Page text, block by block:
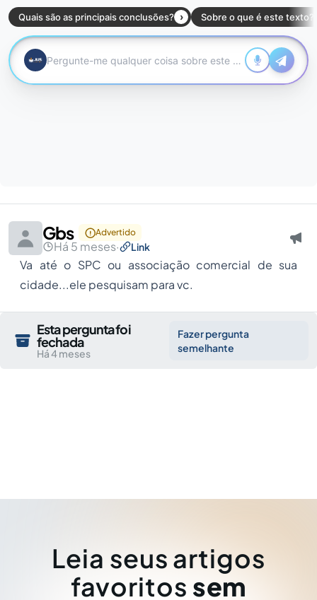
Gbs Advertido
Há 5 meses· Link
Va até o SPC ou associação comercial de sua
cidade...ele pesquisam para vc.
Esta pergunta foi
fechada
Há 4 meses
Fazer pergunta
semelhante
Leia seus artigos
favoritos sem